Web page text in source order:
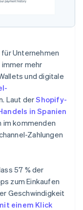
Unternehmen
mehr
und digitale
Laut derShopify-
in Spanien
im kommenden
Zahlungen
57 % der
zum Einkaufen
Geschwindigkeit
einem Klick